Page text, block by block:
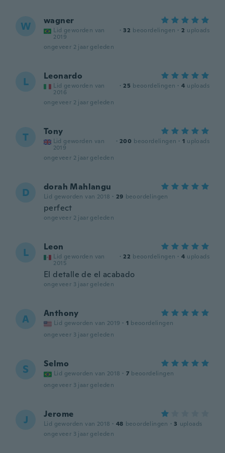
W wagner
Lid geworden van
2019
· 32 beoordelingen · 2 uploads
ongeveer 2 jaar geleden
L Leonardo
Lid geworden van
2016
· 25 beoordelingen · 4 uploads
ongeveer 2 jaar geleden
T Tony
Lid geworden van
2019
· 200 beoordelingen · 1 uploads
ongeveer 2 jaar geleden
D dorah Mahlangu
Lid geworden van 2018 · 29 beoordelingen
perfect
ongeveer 2 jaar geleden
L Leon
Lid geworden van
2015
· 22 beoordelingen · 4 uploads
El detalle de el acabado
ongeveer 3 jaar geleden
A Anthony
Lid geworden van 2019 · 1 beoordelingen
ongeveer 3 jaar geleden
S Selmo
Lid geworden van 2018 · 7 beoordelingen
ongeveer 3 jaar geleden
J Jerome
Lid geworden van 2018 · 48 beoordelingen · 3 uploads
ongeveer 3 jaar geleden